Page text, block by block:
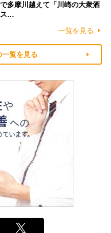
多摩川越えて「川崎の大衆酒
ス…
一覧を見る
覧を見る